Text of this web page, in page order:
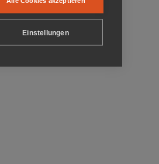
Einstellungen